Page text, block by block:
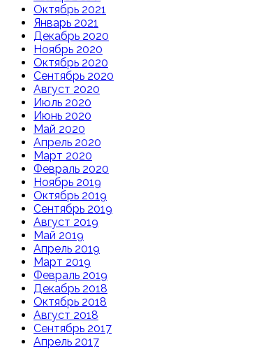
Октябрь 2021
Январь 2021
Декабрь 2020
Ноябрь 2020
Октябрь 2020
Сентябрь 2020
Август 2020
Июль 2020
Июнь 2020
Май 2020
Апрель 2020
Март 2020
Февраль 2020
Ноябрь 2019
Октябрь 2019
Сентябрь 2019
Август 2019
Май 2019
Апрель 2019
Март 2019
Февраль 2019
Декабрь 2018
Октябрь 2018
Август 2018
Сентябрь 2017
Апрель 2017